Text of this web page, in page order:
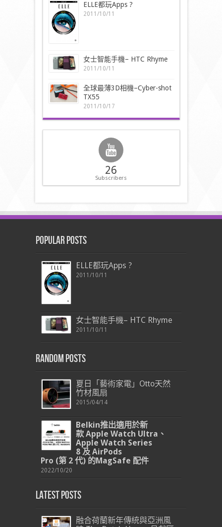
ELLE都玩Apps ?
2011/10/11
女士智能手機– HTC Rhyme
2011/10/11
全球最薄3D相機–Cyber-shot
TX55
2011/10/17
26
Subscribers
Popular Posts
ELLE都玩Apps ?
2011/10/11
女士智能手機– HTC Rhyme
2011/10/11
Random Posts
夏日「藝術家電」Otto天然
竹材風扇
2015/04/14
Belkin推出適用於新
款 Apple Watch Ultra 、
Apple Watch Series
8 及 AirPods
Pro (第 2 代) 的MagSafe 配件
2022/10/20
Latest Posts
融合荷蘭新年傳統與亞洲風